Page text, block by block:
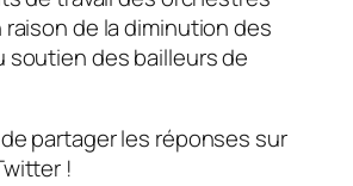
de la diminution des
soutien des bailleurs de
de partager les réponses sur
!